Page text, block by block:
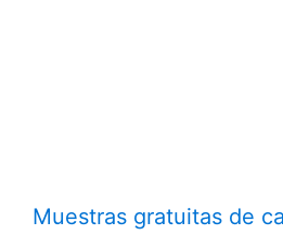
Muestras gratuitas de